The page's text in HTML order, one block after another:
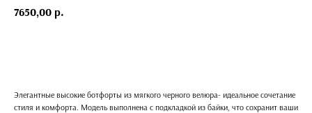
7650,00 р.
Элегантные высокие ботфорты из мягкого черного велюра- идеальное сочетание
стиля и комфорта. Модель выполнена с подкладкой из байки, что сохранит ваши